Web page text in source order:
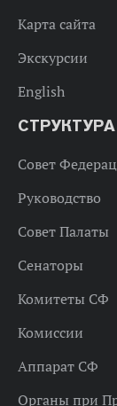
Карта сайта
Экскурсии
English
СТРУКТУРА
Совет
Руководство
Совет Палаты
Сенаторы
Комитеты СФ
Комиссии
Аппарат СФ
Органы при